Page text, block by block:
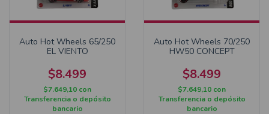
Auto Hot Wheels 65/250
EL VIENTO
$8.499
$7.649,10 con
Transferencia o depósito
bancario
Auto Hot Wheels 70/250
HW50 CONCEPT
$8.499
$7.649,10 con
Transferencia o depósito
bancario